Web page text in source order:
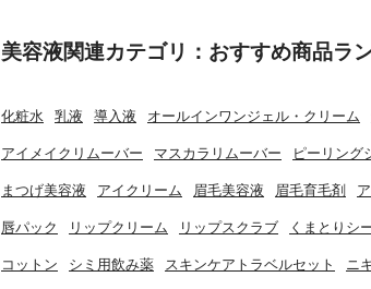
美容液関連カテゴリ：おすすめ商品ラ
化粧水 乳液 導入液 オールインワンジェル・クリーム
アイメイクリムーバー マスカラリムーバー ピーリング
まつげ美容液 アイクリーム 眉毛美容液 眉毛育毛剤
唇パック リップクリーム リップスクラブ くまとりシ
コットン シミ用飲み薬 スキンケアトラベルセット ニ